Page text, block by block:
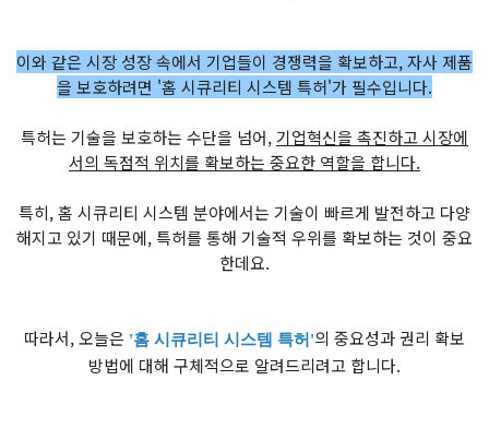
이와 같은 시장 성장 속에서 기업들이 경쟁력을 확보하고, 자사 제품
을 보호하려면 '홈 시큐리티 시스템 특허'가 필수입니다.
특허는 기술을 보호하는 수단을 넘어,기업혁신을 촉진하고 시장에
서의 독점적 위치를 확보하는 중요한 역할을 합니다.
특히, 홈 시큐리티 시스템 분야에서는 기술이 빠르게 발전하고 다양
해지고 있기 때문에, 특허를 통해 기술적 우위를 확보하는 것이 중요
한데요.
따라서, 오늘은 '홈 시큐리티 시스템 특허'의 중요성과 권리 확보
방법에 대해 구체적으로 알려드리려고 합니다.